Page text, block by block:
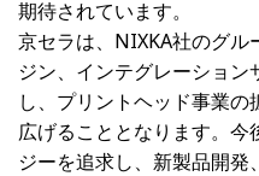
期待されています。
京セラは、NIXKA社のグル
ジン、インテグレーショ
し、プリントヘッド事業
広げることとなります。
ジーを追求し、新製品開